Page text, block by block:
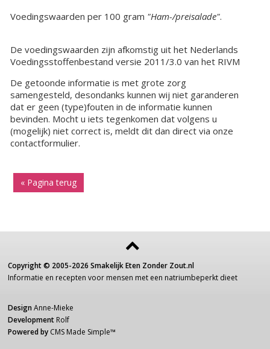
Voedingswaarden per 100 gram "Ham-/preisalade".
De voedingswaarden zijn afkomstig uit het Nederlands
Voedingsstoffenbestand versie 2011/3.0 van het RIVM
De getoonde informatie is met grote zorg
samengesteld, desondanks kunnen wij niet garanderen
dat er geen (type)fouten in de informatie kunnen
bevinden. Mocht u iets tegenkomen dat volgens u
(mogelijk) niet correct is, meldt dit dan direct via onze
contactformulier.
« Pagina terug
Copyright © 2005-2026 Smakelijk Eten Zonder Zout.nl
Informatie en recepten voor mensen met een natriumbeperkt dieet
Design Anne-Mieke
Development Rolf
Powered by CMS Made Simple™